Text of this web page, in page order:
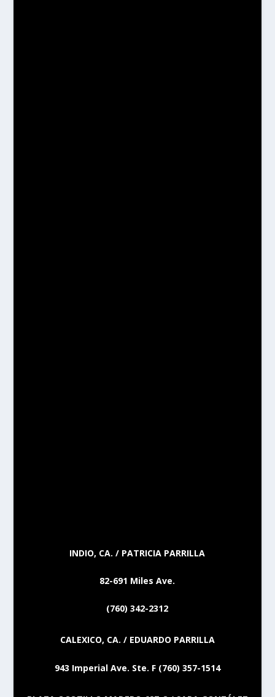
INDIO, CA. / PATRICIA PARRILLA
82-691 Miles Ave.
(760) 342-2312
CALEXICO, CA. / EDUARDO PARRILLA
943 Imperial Ave. Ste. F (760) 357-1514